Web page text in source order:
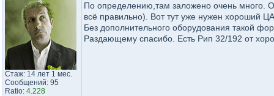
Стаж: 14 лет 1 мес.
Сообщений: 95
Ratio: 4.228
По определению,там заложено очень много.
всё правильно). Вот тут уже нужен хороший
Без дополнительного оборудования такой
Раздающему спасибо. Есть Рип 32/192 от